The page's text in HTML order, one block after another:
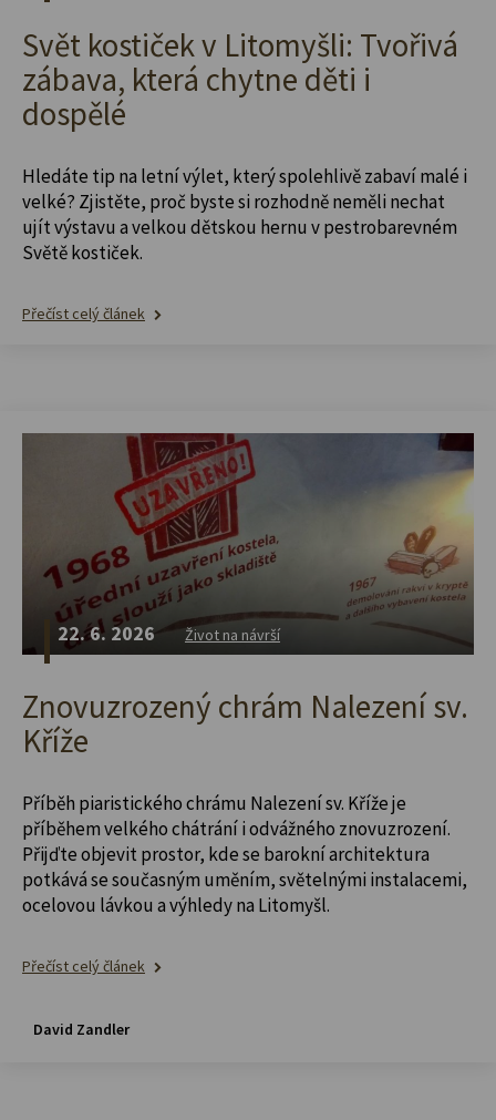
Svět kostiček v Litomyšli: Tvořivá
zábava, která chytne děti i
dospělé
Hledáte tip na letní výlet, který spolehlivě zabaví malé i
velké? Zjistěte, proč byste si rozhodně neměli nechat
ujít výstavu a velkou dětskou hernu v pestrobarevném
Světě kostiček.
Přečíst celý článek
22. 6. 2026 Život na návrší
Znovuzrozený chrám Nalezení sv.
Kříže
Příběh piaristického chrámu Nalezení sv. Kříže je
příběhem velkého chátrání i odvážného znovuzrození.
Přijďte objevit prostor, kde se barokní architektura
potkává se současným uměním, světelnými instalacemi,
ocelovou lávkou a výhledy na Litomyšl.
Přečíst celý článek
David Zandler